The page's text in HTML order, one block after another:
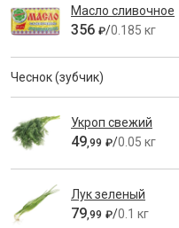
Масло сливочное
356 ₽/0.185 кг
Чеснок (зубчик)
Укроп свежий
49,99 ₽/0.05 кг
Лук зеленый
79,99 ₽/0.1 кг